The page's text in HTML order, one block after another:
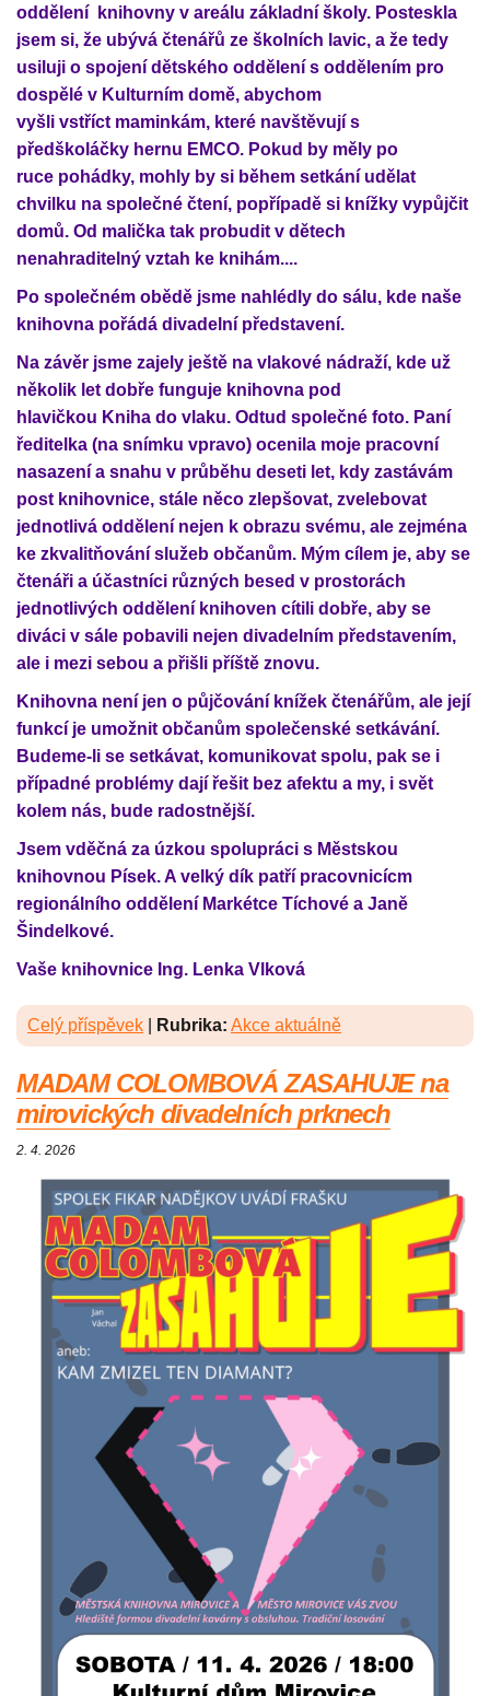
oddělení knihovny v areálu základní školy. Posteskla
jsem si, že ubývá čtenářů ze školních lavic, a že tedy
usiluji o spojení dětského oddělení s oddělením pro
dospělé v Kulturním domě, abychom
vyšli vstříct maminkám, které navštěvují s
předškoláčky hernu EMCO. Pokud by měly po
ruce pohádky, mohly by si během setkání udělat
chvilku na společné čtení, popřípadě si knížky vypůjčit
domů. Od malička tak probudit v dětech
nenahraditelný vztah ke knihám....
Po společném obědě jsme nahlédly do sálu, kde naše
knihovna pořádá divadelní představení.
Na závěr jsme zajely ještě na vlakové nádraží, kde už
několik let dobře funguje knihovna pod
hlavičkou Kniha do vlaku. Odtud společné foto. Paní
ředitelka (na snímku vpravo) ocenila moje pracovní
nasazení a snahu v průběhu deseti let, kdy zastávám
post knihovnice, stále něco zlepšovat, zvelebovat
jednotlivá oddělení nejen k obrazu svému, ale zejména
ke zkvalitňování služeb občanům. Mým cílem je, aby se
čtenáři a účastníci různých besed v prostorách
jednotlivých oddělení knihoven cítili dobře, aby se
diváci v sále pobavili nejen divadelním představením,
ale i mezi sebou a přišli příště znovu.
Knihovna není jen o půjčování knížek čtenářům, ale její
funkcí je umožnit občanům společenské setkávání.
Budeme-li se setkávat, komunikovat spolu, pak se i
případné problémy dají řešit bez afektu a my, i svět
kolem nás, bude radostnější.
Jsem vděčná za úzkou spolupráci s Městskou
knihovnou Písek. A velký dík patří pracovnicícm
regionálního oddělení Markétce Tíchové a Janě
Šindelkové.
Vaše knihovnice Ing. Lenka Vlková
Celý příspěvek Rubrika: Akce aktuálně
MADAM COLOMBOVÁ ZASAHUJE na
mirovických divadelních prknech
2. 4. 2026